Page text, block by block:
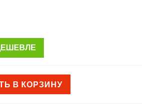
В КОРЗИНУ